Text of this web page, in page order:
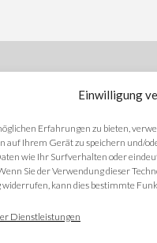
Einwilligung
Erfahrungen zu bieten,
auf Ihrem Gerät zu speichern und/
wie Ihr Surfverhalten oder
Sie der Verwendung dieser
kann dies bestimmte
Dienstleistungen